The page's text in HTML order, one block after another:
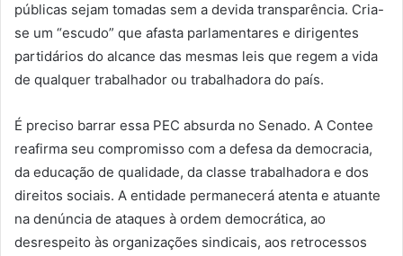
públicas sejam tomadas sem a devida transparência. Cria-
se um “escudo” que afasta parlamentares e dirigentes
partidários do alcance das mesmas leis que regem a vida
de qualquer trabalhador ou trabalhadora do país.
É preciso barrar essa PEC absurda no Senado. A Contee
reafirma seu compromisso com a defesa da democracia,
da educação de qualidade, da classe trabalhadora e dos
direitos sociais. A entidade permanecerá atenta e atuante
na denúncia de ataques à ordem democrática, ao
desrespeito às organizações sindicais, aos retrocessos